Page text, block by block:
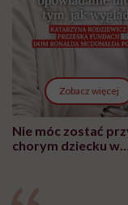
Zobacz więcej
Nie móc zostać
chorym dziecku w